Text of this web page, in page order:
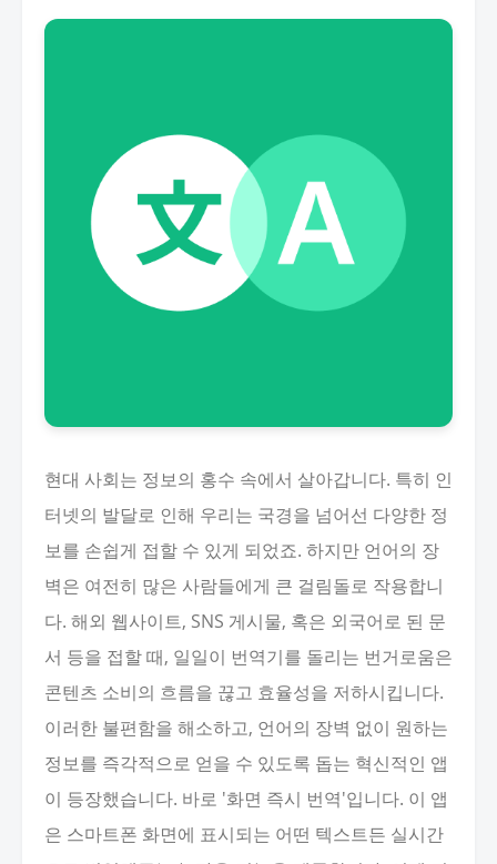
현대 사회는 정보의 홍수 속에서 살아갑니다. 특히 인
터넷의 발달로 인해 우리는 국경을 넘어선 다양한 정
보를 손쉽게 접할 수 있게 되었죠. 하지만 언어의 장
벽은 여전히 많은 사람들에게 큰 걸림돌로 작용합니
다. 해외 웹사이트, SNS 게시물, 혹은 외국어로 된 문
서 등을 접할 때, 일일이 번역기를 돌리는 번거로움은
콘텐츠 소비의 흐름을 끊고 효율성을 저하시킵니다.
이러한 불편함을 해소하고, 언어의 장벽 없이 원하는
정보를 즉각적으로 얻을 수 있도록 돕는 혁신적인 앱
이 등장했습니다. 바로 '화면 즉시 번역'입니다. 이 앱
은 스마트폰 화면에 표시되는 어떤 텍스트든 실시간